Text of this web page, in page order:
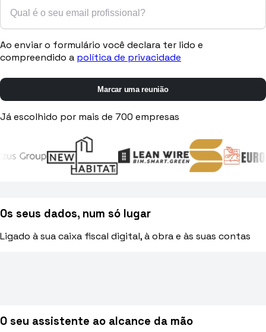
RISORSE
Strumenti
Calcolatori e strumenti gratuiti per la tua impresa
Casi studio
Storie di imprese edili che usano Pillar
Blog
Norme, cassa e cantiere spiegati facile
Webinar
Conversazioni dal vivo e on-demand con il team di Pillar
Ao enviar o formulário você declara ter lido e
compreendido a política de privacidade
Marcar uma reunião
Já escolhido por mais de 700 empresas
Os seus dados, num só lugar
Ligado à sua caixa fiscal digital, à obra e às suas contas
O seu assistente ao alcance da mão